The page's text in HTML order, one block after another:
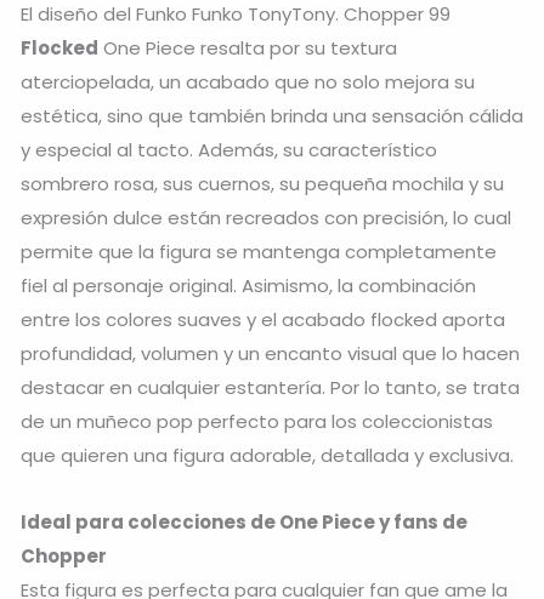
El diseño del Funko Funko TonyTony. Chopper 99
Flocked One Piece resalta por su textura
aterciopelada, un acabado que no solo mejora su
estética, sino que también brinda una sensación cálida
y especial al tacto. Además, su característico
sombrero rosa, sus cuernos, su pequeña mochila y su
expresión dulce están recreados con precisión, lo cual
permite que la figura se mantenga completamente
fiel al personaje original. Asimismo, la combinación
entre los colores suaves y el acabado flocked aporta
profundidad, volumen y un encanto visual que lo hacen
destacar en cualquier estantería. Por lo tanto, se trata
de un muñeco pop perfecto para los coleccionistas
que quieren una figura adorable, detallada y exclusiva.
Ideal para colecciones de One Piece y fans de
Chopper
Esta figura es perfecta para cualquier fan que ame la